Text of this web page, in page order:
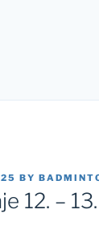
BY
12. –